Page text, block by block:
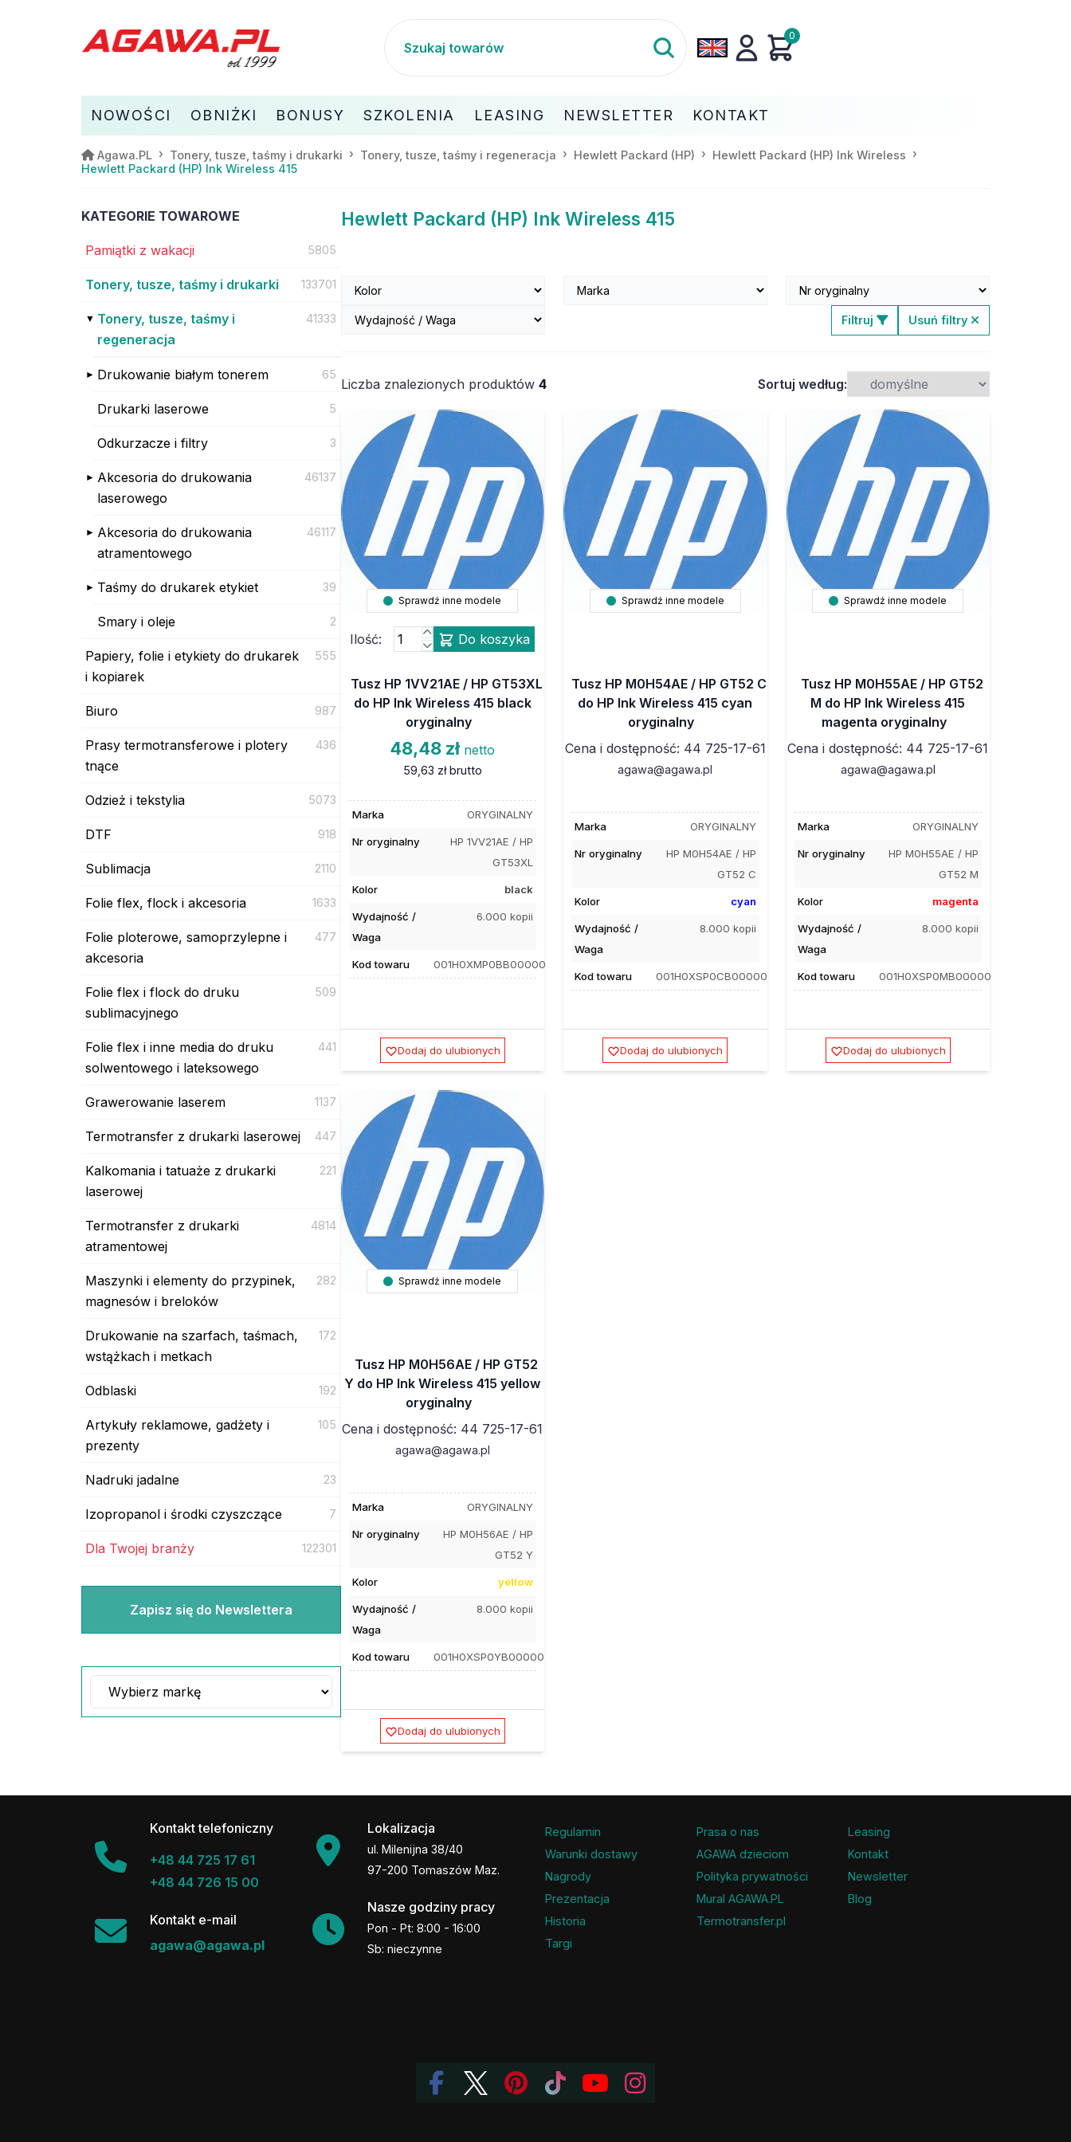
0
NOWOŚCI OBNIŻKI BONUSY SZKOLENIA LEASING NEWSLETTER KONTAKT
Agawa.PL Tonery, tusze, taśmy i drukarki Tonery, tusze, taśmy i regeneracja Hewlett Packard (HP)
Hewlett Packard (HP) Ink Wireless
Hewlett Packard (HP) Ink Wireless 415
KATEGORIE TOWAROWE
Pamiątki z wakacji 5805
Tonery, tusze, taśmy i drukarki 133701
Tonery, tusze, taśmy i
regeneracja
41333
Drukowanie białym tonerem 65
Drukarki laserowe 5
Odkurzacze i filtry 3
Akcesoria do drukowania
laserowego
46137
Akcesoria do drukowania
atramentowego
46117
Taśmy do drukarek etykiet 39
Smary i oleje 2
Papiery, folie i etykiety do drukarek
i kopiarek
555
Biuro 987
Prasy termotransferowe i plotery
tnące
436
Odzież i tekstylia 5073
DTF 918
Sublimacja 2110
Folie flex, flock i akcesoria 1633
Folie ploterowe, samoprzylepne i
akcesoria
477
Folie flex i flock do druku
sublimacyjnego
509
Folie flex i inne media do druku
solwentowego i lateksowego
441
Grawerowanie laserem 1137
Termotransfer z drukarki laserowej 447
Kalkomania i tatuaże z drukarki
laserowej
221
Termotransfer z drukarki
atramentowej
4814
Maszynki i elementy do przypinek,
magnesów i breloków
282
Drukowanie na szarfach, taśmach,
wstążkach i metkach
172
Odblaski 192
Artykuły reklamowe, gadżety i
prezenty
105
Nadruki jadalne 23
Izopropanol i środki czyszczące 7
Dla Twojej branży 122301
Zapisz się do Newslettera
Hewlett Packard (HP) Ink Wireless 415
Filtruj Usuń filtry
Liczba znalezionych produktów 4 Sortuj według:
Sprawdź inne modele
Ilość: Do koszyka
Tusz HP 1VV21AE / HP GT53XL
do HP Ink Wireless 415 black
oryginalny
48,48 zł netto
59,63 zł brutto
Marka ORYGINALNY
Nr oryginalny
HP 1VV21AE / HP
GT53XL
Kolor black
Wydajność /
Waga
6.000 kopii
Kod towaru 001H0XMP0BB00000
Dodaj do ulubionych
Sprawdź inne modele
Tusz HP M0H54AE / HP GT52 C
do HP Ink Wireless 415 cyan
oryginalny
Cena i dostępność: 44 725-17-61
agawa@agawa.pl
Marka ORYGINALNY
Nr oryginalny
HP M0H54AE / HP
GT52 C
Kolor cyan
Wydajność /
Waga
8.000 kopii
Kod towaru 001H0XSP0CB00000
Dodaj do ulubionych
Sprawdź inne modele
Tusz HP M0H55AE / HP GT52
M do HP Ink Wireless 415
magenta oryginalny
Cena i dostępność: 44 725-17-61
agawa@agawa.pl
Marka ORYGINALNY
Nr oryginalny
HP M0H55AE / HP
GT52 M
Kolor magenta
Wydajność /
Waga
8.000 kopii
Kod towaru 001H0XSP0MB00000
Dodaj do ulubionych
Sprawdź inne modele
Tusz HP M0H56AE / HP GT52
Y do HP Ink Wireless 415 yellow
oryginalny
Cena i dostępność: 44 725-17-61
agawa@agawa.pl
Marka ORYGINALNY
Nr oryginalny
HP M0H56AE / HP
GT52 Y
Kolor yellow
Wydajność /
Waga
8.000 kopii
Kod towaru 001H0XSP0YB00000
Dodaj do ulubionych
Kontakt telefoniczny
+48 44 725 17 61
+48 44 726 15 00
Kontakt e-mail
agawa@agawa.pl
Lokalizacja
ul. Milenijna 38/40
97-200 Tomaszów Maz.
Nasze godziny pracy
Pon - Pt: 8:00 - 16:00
Sb: nieczynne
Regulamin
Warunki dostawy
Nagrody
Prezentacja
Historia
Targi
Prasa o nas
AGAWA dzieciom
Polityka prywatności
Mural AGAWA.PL
Termotransfer.pl
Leasing
Kontakt
Newsletter
Blog